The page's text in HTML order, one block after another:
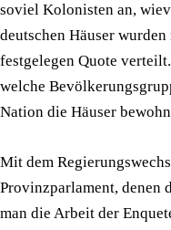
soviel Kolonisten an,
deutschen Häuser
festgelegen Quote
welche
Nation die Häuser
Mit dem
Provinzparlament, denen
man die Arbeit der